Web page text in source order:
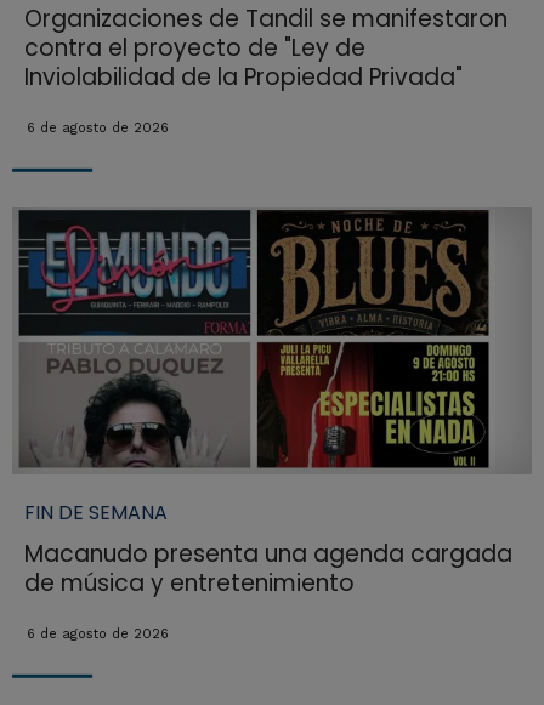
Organizaciones de Tandil se manifestaron
contra el proyecto de "Ley de
Inviolabilidad de la Propiedad Privada"
6 de agosto de 2026
FIN DE SEMANA
Macanudo presenta una agenda cargada
de música y entretenimiento
6 de agosto de 2026